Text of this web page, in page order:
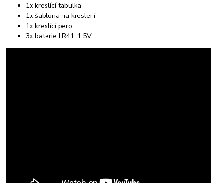
1x kreslící tabulka
1x šablona na kreslení
1x kreslící pero
3x baterie LR41, 1,5V